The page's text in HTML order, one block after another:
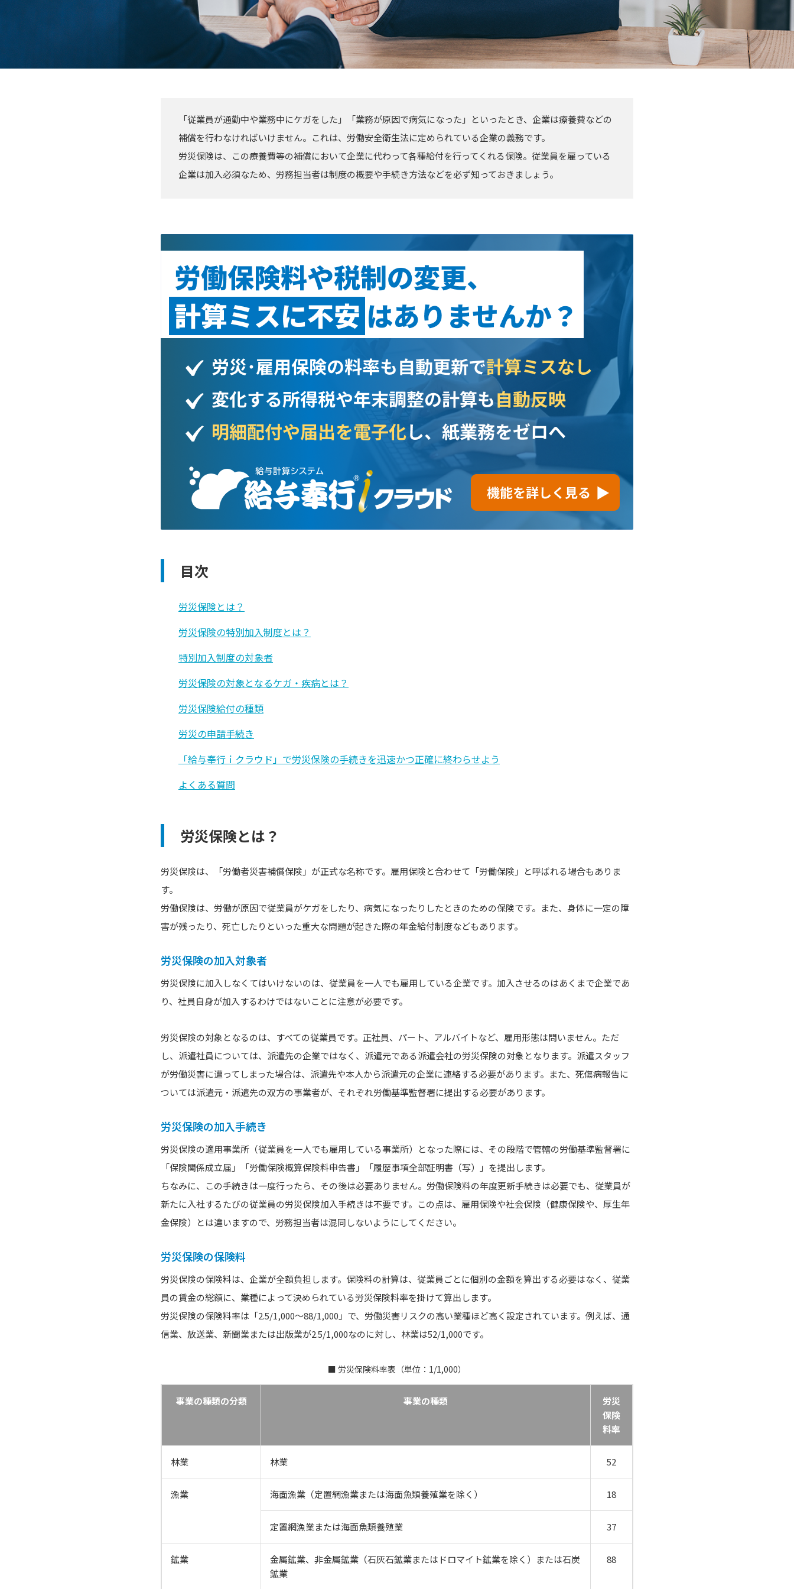
「従業員が通勤中や業務中にケガをした」「業務が原因で病気になった」といったとき、企業は療養費などの
補償を行わなければいけません。これは、労働安全衛生法に定められている企業の義務です。
労災保険は、この療養費等の補償において企業に代わって各種給付を行ってくれる保険。従業員を雇っている
企業は加入必須なため、労務担当者は制度の概要や手続き方法などを必ず知っておきましょう。
目次
労災保険とは？
労災保険の特別加入制度とは？
特別加入制度の対象者
労災保険の対象となるケガ・疾病とは？
労災保険給付の種類
労災の申請手続き
「給与奉行ｉクラウド」で労災保険の手続きを迅速かつ正確に終わらせよう
よくある質問
労災保険とは？
労災保険は、「労働者災害補償保険」が正式な名称です。雇用保険と合わせて「労働保険」と呼ばれる場合もありま
す。
労働保険は、労働が原因で従業員がケガをしたり、病気になったりしたときのための保険です。また、身体に一定の障
害が残ったり、死亡したりといった重大な問題が起きた際の年金給付制度などもあります。
労災保険の加入対象者
労災保険に加入しなくてはいけないのは、従業員を一人でも雇用している企業です。加入させるのはあくまで企業であ
り、社員自身が加入するわけではないことに注意が必要です。
労災保険の対象となるのは、すべての従業員です。正社員、パート、アルバイトなど、雇用形態は問いません。ただ
し、派遣社員については、派遣先の企業ではなく、派遣元である派遣会社の労災保険の対象となります。派遣スタッフ
が労働災害に遭ってしまった場合は、派遣先や本人から派遣元の企業に連絡する必要があります。また、死傷病報告に
ついては派遣元・派遣先の双方の事業者が、それぞれ労働基準監督署に提出する必要があります。
労災保険の加入手続き
労災保険の適用事業所（従業員を一人でも雇用している事業所）となった際には、その段階で管轄の労働基準監督署に
「保険関係成立届」「労働保険概算保険料申告書」「履歴事項全部証明書（写）」を提出します。
ちなみに、この手続きは一度行ったら、その後は必要ありません。労働保険料の年度更新手続きは必要でも、従業員が
新たに入社するたびの従業員の労災保険加入手続きは不要です。この点は、雇用保険や社会保険（健康保険や、厚生年
金保険）とは違いますので、労務担当者は混同しないようにしてください。
労災保険の保険料
労災保険の保険料は、企業が全額負担します。保険料の計算は、従業員ごとに個別の金額を算出する必要はなく、従業
員の賃金の総額に、業種によって決められている労災保険料率を掛けて算出します。
労災保険の保険料率は「2.5/1,000～88/1,000」で、労働災害リスクの高い業種ほど高く設定されています。例えば、通
信業、放送業、新聞業または出版業が2.5/1,000なのに対し、林業は52/1,000です。
■ 労災保険料率表（単位：1/1,000）
事業の種類の分類 事業の種類
労災
保険
料率
林業 林業 52
漁業 海面漁業（定置網漁業または海面魚類養殖業を除く） 18
定置網漁業または海面魚類養殖業 37
鉱業
金属鉱業、非金属鉱業（石灰石鉱業またはドロマイト鉱業を除く）または石炭
鉱業
88